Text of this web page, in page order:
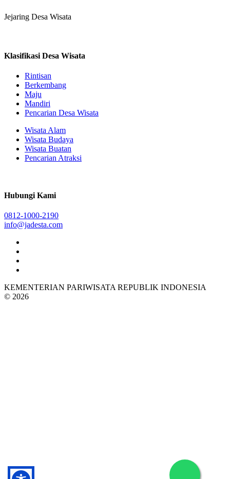
Jejaring Desa Wisata
Klasifikasi Desa Wisata
Rintisan
Berkembang
Maju
Mandiri
Pencarian Desa Wisata
Wisata Alam
Wisata Budaya
Wisata Buatan
Pencarian Atraksi
Hubungi Kami
0812-1000-2190
info@jadesta.com
KEMENTERIAN PARIWISATA REPUBLIK INDONESIA
© 2026